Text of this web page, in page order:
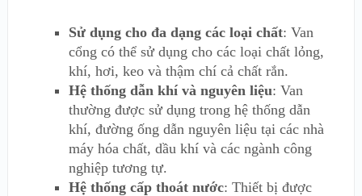
Sử dụng cho đa dạng các loại chất: Van
cổng có thể sử dụng cho các loại chất lỏng,
khí, hơi, keo và thậm chí cả chất rắn.
Hệ thống dẫn khí và nguyên liệu: Van
thường được sử dụng trong hệ thống dẫn
khí, đường ống dẫn nguyên liệu tại các nhà
máy hóa chất, dầu khí và các ngành công
nghiệp tương tự.
Hệ thống cấp thoát nước: Thiết bị được